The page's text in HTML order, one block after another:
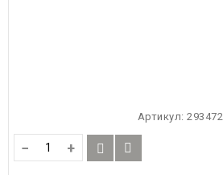
Артикул:293472
− +